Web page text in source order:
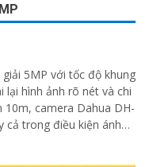
5MP với tốc độ khung
lại hình ảnh rõ nét và chi
10m, camera Dahua DH-
cả trong điều kiện ánh